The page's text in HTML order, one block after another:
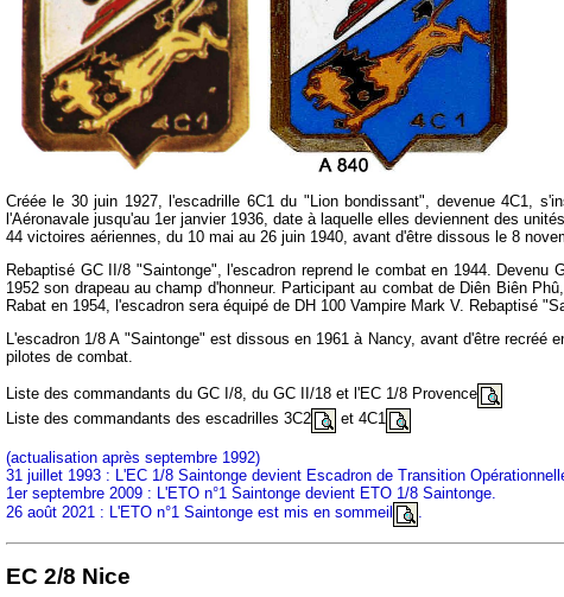
Créée le 30 juin 1927, l'escadrille 6C1 du "Lion bondissant", devenue 4C1,
l'Aéronavale jusqu'au 1er janvier 1936, date à laquelle elles deviennent des
44 victoires aériennes, du 10 mai au 26 juin 1940, avant d'être dissous le 8
Rebaptisé GC II/8 "Saintonge", l'escadron reprend le combat en 1944.
1952 son drapeau au champ d'honneur. Participant au combat de Diên Biên
Rabat en 1954, l'escadron sera équipé de DH 100 Vampire Mark V. Rebaptisé
L'escadron 1/8 A "Saintonge" est dissous en 1961 à Nancy, avant d'être
pilotes de combat.
Liste des commandants du GC I/8, du GC II/18 et l'EC 1/8 Provence
Liste des commandants des escadrilles 3C2
et 4C1
(actualisation après septembre 1992)
31 juillet 1993 : L'EC 1/8 Saintonge devient Escadron de Transition
1er septembre 2009 : L'ETO n°1 Saintonge devient ETO 1/8 Saintonge.
26 août 2021 : L'ETO n°1 Saintonge est mis en sommeil
.
EC 2/8 Nice